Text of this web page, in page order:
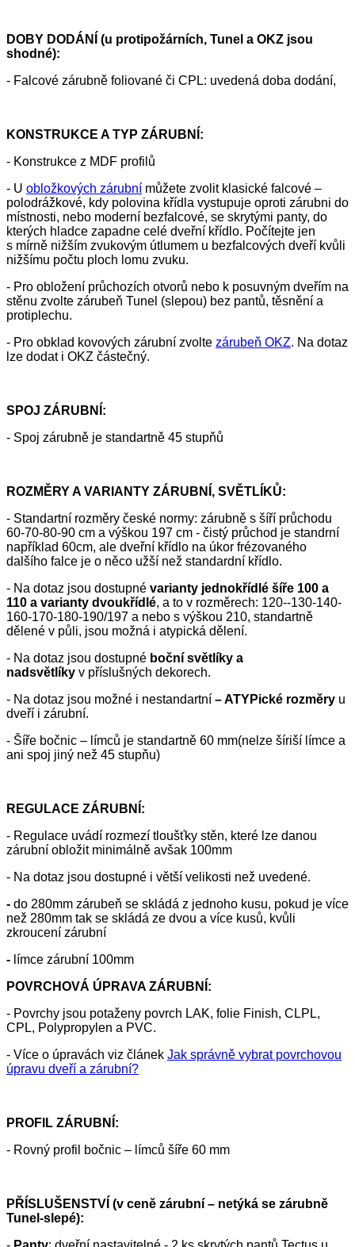
DOBY DODÁNÍ (u protipožárních, Tunel a OKZ jsou
shodné):
- Falcové zárubně foliované či CPL: uvedená doba dodání,
KONSTRUKCE A TYP ZÁRUBNÍ:
- Konstrukce z MDF profilů
- U obložkových zárubní můžete zvolit klasické falcové –
polodrážkové, kdy polovina křídla vystupuje oproti zárubni do
místnosti, nebo moderní bezfalcové, se skrytými panty, do
kterých hladce zapadne celé dveřní křídlo. Počítejte jen
s mírně nižším zvukovým útlumem u bezfalcových dveří kvůli
nižšímu počtu ploch lomu zvuku.
- Pro obložení průchozích otvorů nebo k posuvným dveřím na
stěnu zvolte zárubeň Tunel (slepou) bez pantů, těsnění a
protiplechu.
- Pro obklad kovových zárubní zvolte zárubeň OKZ. Na dotaz
lze dodat i OKZ částečný.
SPOJ ZÁRUBNÍ:
- Spoj zárubně je standartně 45 stupňů
ROZMĚRY A VARIANTY ZÁRUBNÍ, SVĚTLÍKŮ:
- Standartní rozměry české normy: zárubně s šíří průchodu
60-70-80-90 cm a výškou 197 cm - čistý průchod je standrní
například 60cm, ale dveřní křídlo na úkor frézovaného
dalšího falce je o něco užší než standardní křídlo.
- Na dotaz jsou dostupné varianty jednokřídlé šíře 100 a
110 a varianty dvoukřídlé, a to v rozměrech: 120--130-140-
160-170-180-190/197 a nebo s výškou 210, standartně
dělené v půli, jsou možná i atypická dělení.
- Na dotaz jsou dostupné boční světlíky a
nadsvětlíky v příslušných dekorech.
- Na dotaz jsou možné i nestandartní – ATYPické rozměry u
dveří i zárubní.
- Šíře bočnic – límců je standartně 60 mm(nelze šíriší límce a
ani spoj jiný než 45 stupňu)
REGULACE ZÁRUBNÍ:
- Regulace uvádí rozmezí tloušťky stěn, které lze danou
zárubní obložit minimálně avšak 100mm
- Na dotaz jsou dostupné i větší velikosti než uvedené.
- do 280mm zárubeň se skládá z jednoho kusu, pokud je více
než 280mm tak se skládá ze dvou a více kusů, kvůli
zkroucení zárubní
- límce zárubní 100mm
POVRCHOVÁ ÚPRAVA ZÁRUBNÍ:
- Povrchy jsou potaženy povrch LAK, folie Finish, CLPL,
CPL, Polypropylen a PVC.
- Více o úpravách viz článek Jak správně vybrat povrchovou
úpravu dveří a zárubní?
PROFIL ZÁRUBNÍ:
- Rovný profil bočnic – límců šíře 60 mm
PŘÍSLUŠENSTVÍ (v ceně zárubní – netýká se zárubně
Tunel-slepé):